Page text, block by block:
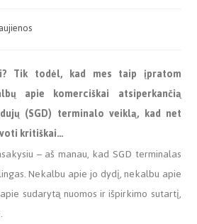
Tik todėl, kad mes taip įpratom
apie komerciškai atsiperkančią
(SGD) terminalo veiklą, kad net
kritiškai…
– aš manau, kad SGD terminalas
Nekalbu apie jo dydį, nekalbu apie
sudarytą nuomos ir išpirkimo sutartį,